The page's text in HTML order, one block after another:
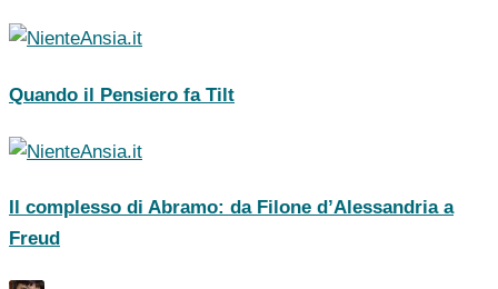
Quando il Pensiero fa Tilt
Il complesso di Abramo: da Filone d’Alessandria a
Freud